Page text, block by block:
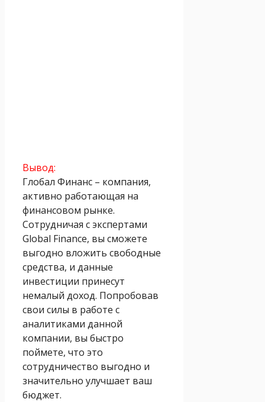
Вывод:
Глобал Финанс – компания,
активно работающая на
финансовом рынке.
Сотрудничая с экспертами
Global Finance, вы сможете
выгодно вложить свободные
средства, и данные
инвестиции принесут
немалый доход. Попробовав
свои силы в работе с
аналитиками данной
компании, вы быстро
поймете, что это
сотрудничество выгодно и
значительно улучшает ваш
бюджет.